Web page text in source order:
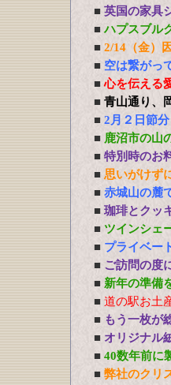
■ 英国の家具
■ ハプスブル
■ 2/14（金）
■ 空は繋がっ
■ 心を伝える
■ 青山通り、
■ 2月２日節
■ 鹿沼市の山
■ 特別時のお
■ 思いがけず
■ 赤城山の麓
■ 珈琲とクッ
■ ツインシェ
■ プライベー
■ ご訪問の度
■ 新年の準備
■ 道の駅お土
■ もう一枚が
■ オリジナル
■ 40数年前に
■ 弊社のクリ